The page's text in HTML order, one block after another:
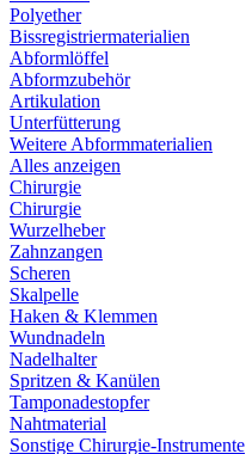
Polyether
Bissregistriermaterialien
Abformlöffel
Abformzubehör
Artikulation
Unterfütterung
Weitere Abformmaterialien
Alles anzeigen
Chirurgie
Chirurgie
Wurzelheber
Zahnzangen
Scheren
Skalpelle
Haken & Klemmen
Wundnadeln
Nadelhalter
Spritzen & Kanülen
Tamponadestopfer
Nahtmaterial
Sonstige Chirurgie-Instrumente